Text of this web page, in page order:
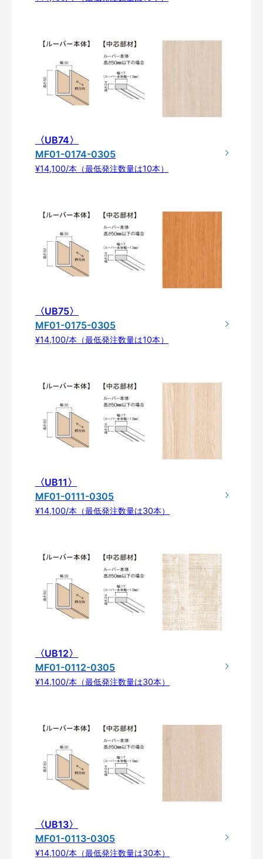
〈UB74〉
MF01-0174-0305
¥14,100/本（最低発注数量は10本）
〈UB75〉
MF01-0175-0305
¥14,100/本（最低発注数量は10本）
〈UB11〉
MF01-0111-0305
¥14,100/本（最低発注数量は30本）
〈UB12〉
MF01-0112-0305
¥14,100/本（最低発注数量は30本）
〈UB13〉
MF01-0113-0305
¥14,100/本（最低発注数量は30本）